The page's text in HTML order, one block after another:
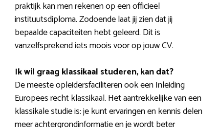
praktijk kan men rekenen op een officieel
instituutsdiploma. Zodoende laat jij zien dat jij
bepaalde capaciteiten hebt geleerd. Dit is
vanzelfsprekend iets moois voor op jouw CV.
Ik wil graag klassikaal studeren, kan dat?
De meeste opleidersfaciliteren ook een Inleiding
Europees recht klassikaal. Het aantrekkelijke van een
klassikale studie is: je kunt ervaringen en kennis delen
meer achtergrondinformatie en je wordt beter